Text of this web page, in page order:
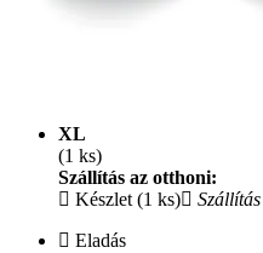
XL
(1 ks)
Szállítás az otthoni:
Készlet (1 ks)
Eladás